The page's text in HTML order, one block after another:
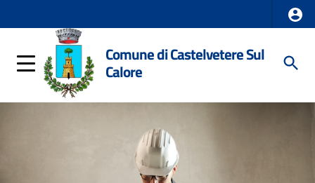
Comune di Castelvetere Sul
Calore